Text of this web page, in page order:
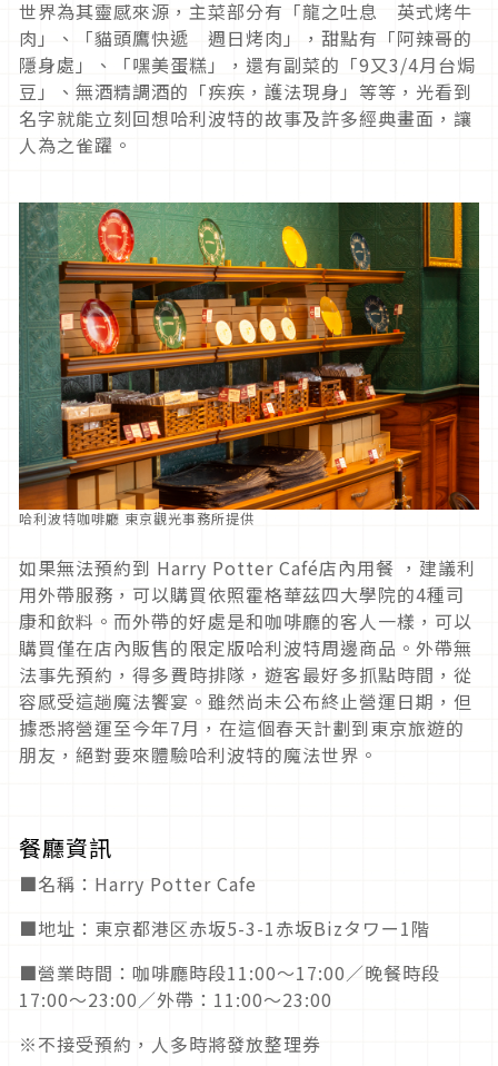
世界為其靈感來源，主菜部分有「龍之吐息 英式烤牛
肉」、「貓頭鷹快遞 週日烤肉」，甜點有「阿辣哥的
隱身處」、「嘿美蛋糕」，還有副菜的「9又3/4月台焗
豆」、無酒精調酒的「疾疾，護法現身」等等，光看到
名字就能立刻回想哈利波特的故事及許多經典畫面，讓
人為之雀躍。
哈利波特咖啡廳 東京觀光事務所提供
如果無法預約到 Harry Potter Café店內用餐 ，建議利
用外帶服務，可以購買依照霍格華茲四大學院的4種司
康和飲料。而外帶的好處是和咖啡廳的客人一樣，可以
購買僅在店內販售的限定版哈利波特周邊商品。外帶無
法事先預約，得多費時排隊，遊客最好多抓點時間，從
容感受這趟魔法饗宴。雖然尚未公布終止營運日期，但
據悉將營運至今年7月，在這個春天計劃到東京旅遊的
朋友，絕對要來體驗哈利波特的魔法世界。
餐廳資訊
■名稱： Harry Potter Cafe
■地址：東京都港区赤坂5-3-1赤坂Bizタワー1階
■營業時間：咖啡廳時段11:00〜17:00／晚餐時段
17:00〜23:00／外帶： 11:00～23:00
※不接受預約，人多時將發放整理券